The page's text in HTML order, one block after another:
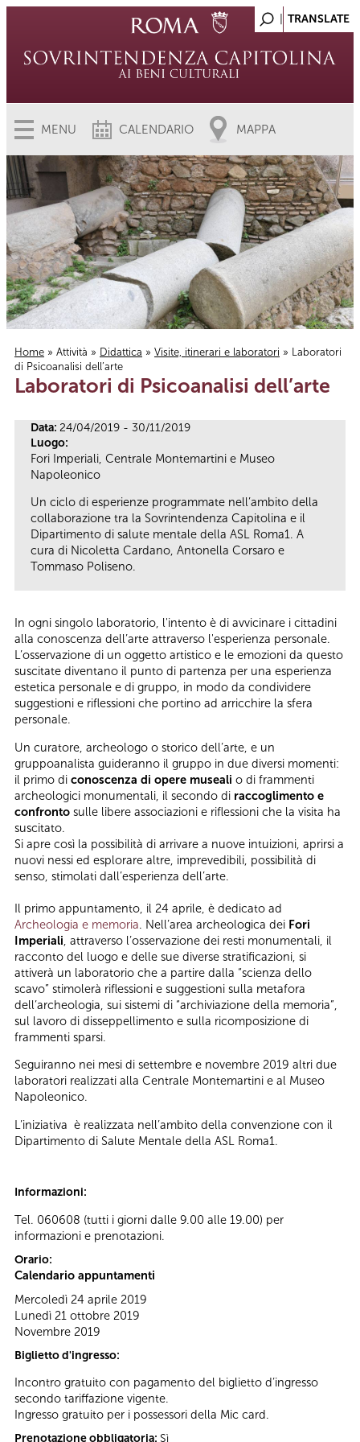
MENU CALENDARIO MAPPA
Tu sei qui
Home » Attività » Didattica » Visite, itinerari e laboratori » Laboratori
di Psicoanalisi dell’arte
Laboratori di Psicoanalisi dell’arte
Data: 24/04/2019 - 30/11/2019
Luogo:
Fori Imperiali, Centrale Montemartini e Museo
Napoleonico
Un ciclo di esperienze programmate nell’ambito della
collaborazione tra la Sovrintendenza Capitolina e il
Dipartimento di salute mentale della ASL Roma1. A
cura di Nicoletta Cardano, Antonella Corsaro e
Tommaso Poliseno.
In ogni singolo laboratorio, l'intento è di avvicinare i cittadini
alla conoscenza dell’arte attraverso l'esperienza personale.
L’osservazione di un oggetto artistico e le emozioni da questo
suscitate diventano il punto di partenza per una esperienza
estetica personale e di gruppo, in modo da condividere
suggestioni e riflessioni che portino ad arricchire la sfera
personale.
Un curatore, archeologo o storico dell’arte, e un
gruppoanalista guideranno il gruppo in due diversi momenti:
il primo di conoscenza di opere museali o di frammenti
archeologici monumentali, il secondo di raccoglimento e
confronto sulle libere associazioni e riflessioni che la visita ha
suscitato.
Si apre così la possibilità di arrivare a nuove intuizioni, aprirsi a
nuovi nessi ed esplorare altre, imprevedibili, possibilità di
senso, stimolati dall’esperienza dell’arte.
Il primo appuntamento, il 24 aprile, è dedicato ad
Archeologia e memoria. Nell’area archeologica dei Fori
Imperiali , attraverso l’osservazione dei resti monumentali, il
racconto del luogo e delle sue diverse stratificazioni, si
attiverà un laboratorio che a partire dalla “scienza dello
scavo” stimolerà riflessioni e suggestioni sulla metafora
dell’archeologia, sui sistemi di “archiviazione della memoria”,
sul lavoro di disseppellimento e sulla ricomposizione di
frammenti sparsi.
Seguiranno nei mesi di settembre e novembre 2019 altri due
laboratori realizzati alla Centrale Montemartini e al Museo
Napoleonico.
L’iniziativa è realizzata nell’ambito della convenzione con il
Dipartimento di Salute Mentale della ASL Roma1.
Informazioni:
Tel. 060608 (tutti i giorni dalle 9.00 alle 19.00) per
informazioni e prenotazioni.
Orario:
Calendario appuntamenti
Mercoledì 24 aprile 2019
Lunedì 21 ottobre 2019
Novembre 2019
Biglietto d'ingresso:
Incontro gratuito con pagamento del biglietto d’ingresso
secondo tariffazione vigente.
Ingresso gratuito per i possessori della Mic card.
Prenotazione obbligatoria: Sì